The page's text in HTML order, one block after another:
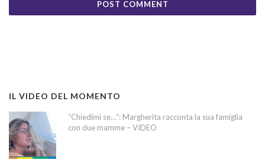
IL VIDEO DEL MOMENTO
“Chiedimi se…”: Margherita racconta la sua famiglia
con due mamme – VIDEO